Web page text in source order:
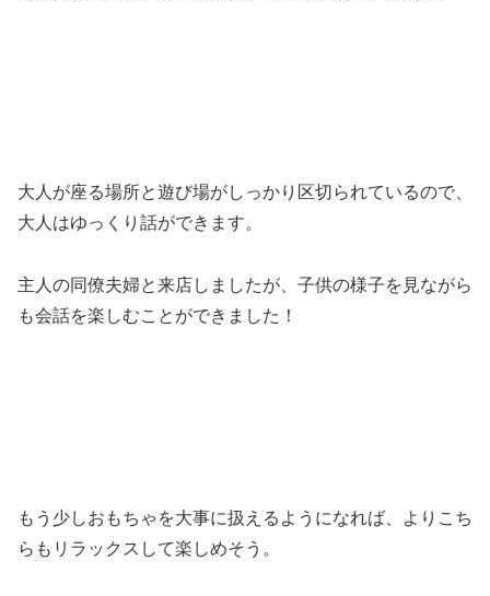
大人が座る場所と遊び場がしっかり区切られているので、
大人はゆっくり話ができます。
主人の同僚夫婦と来店しましたが、子供の様子を見ながら
も会話を楽しむことができました！
もう少しおもちゃを大事に扱えるようになれば、よりこち
らもリラックスして楽しめそう。